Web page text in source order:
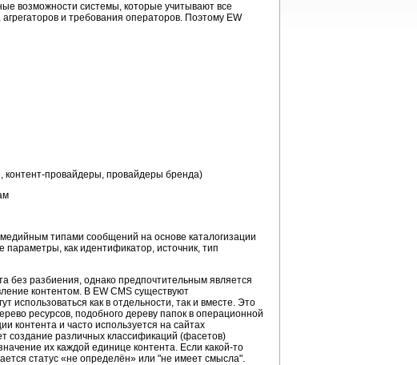
возможности системы, которые учитывают все
и требования операторов. Поэтому EW
контент-провайдеры, провайдеры бренда)
типами сообщений на основе каталогизации
параметры, как идентификатор, источник, тип
без разбиения, однако предпочтительным является
контентом. В EW CMS существуют
использоваться как в отдельности, так и вместе. Это
ресурсов, подобного дереву папок в операционной
контента и часто используется на сайтах
создание различных классификаций (фасетов)
их каждой единице контента. Если какой-то
статус «не определён» или "не имеет смысла".